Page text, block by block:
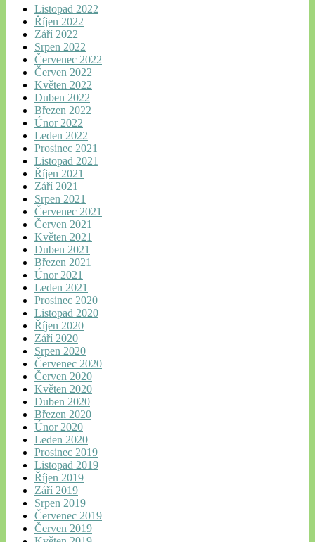
Listopad 2022
Říjen 2022
Září 2022
Srpen 2022
Červenec 2022
Červen 2022
Květen 2022
Duben 2022
Březen 2022
Únor 2022
Leden 2022
Prosinec 2021
Listopad 2021
Říjen 2021
Září 2021
Srpen 2021
Červenec 2021
Červen 2021
Květen 2021
Duben 2021
Březen 2021
Únor 2021
Leden 2021
Prosinec 2020
Listopad 2020
Říjen 2020
Září 2020
Srpen 2020
Červenec 2020
Červen 2020
Květen 2020
Duben 2020
Březen 2020
Únor 2020
Leden 2020
Prosinec 2019
Listopad 2019
Říjen 2019
Září 2019
Srpen 2019
Červenec 2019
Červen 2019